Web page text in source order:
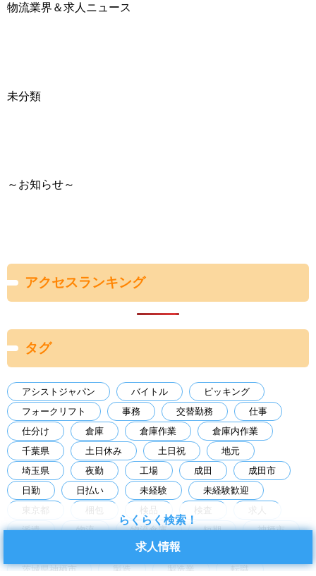
物流業界＆求人ニュース
未分類
～お知らせ～
アクセスランキング
タグ
アシストジャパン バイトル
ピッキング
フォークリフト
事務 交替勤務
仕事
仕分け
倉庫 倉庫作業
倉庫内作業
千葉県
土日休み 土日祝
地元
埼玉県
夜勤 工場 成田
成田市
日勤
日払い 未経験
未経験歓迎
東京都
梱包 検品 検査
求人
派遣
物流 物流倉庫 短期
神栖市
経験者歓迎
茨城県
茨城県神栖市
製造 製造業
転職
らくらく検索！
求人情報